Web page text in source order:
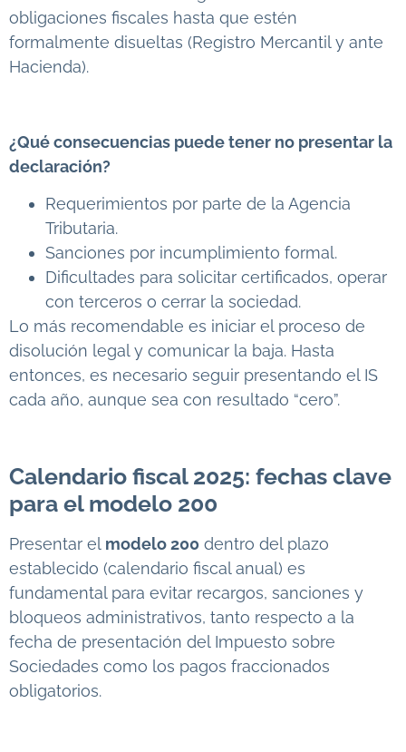
obligaciones fiscales hasta que estén
formalmente disueltas (Registro Mercantil y ante
Hacienda).
¿Qué consecuencias puede tener no presentar la
declaración?
Requerimientos por parte de la Agencia
Tributaria.
Sanciones por incumplimiento formal.
Dificultades para solicitar certificados, operar
con terceros o cerrar la sociedad.
Lo más recomendable es iniciar el proceso de
disolución legal y comunicar la baja. Hasta
entonces, es necesario seguir presentando el IS
cada año, aunque sea con resultado “cero”.
Calendario fiscal 2025: fechas clave
para el modelo 200
Presentar el modelo 200 dentro del plazo
establecido (calendario fiscal anual) es
fundamental para evitar recargos, sanciones y
bloqueos administrativos, tanto respecto a la
fecha de presentación del Impuesto sobre
Sociedades como los pagos fraccionados
obligatorios.